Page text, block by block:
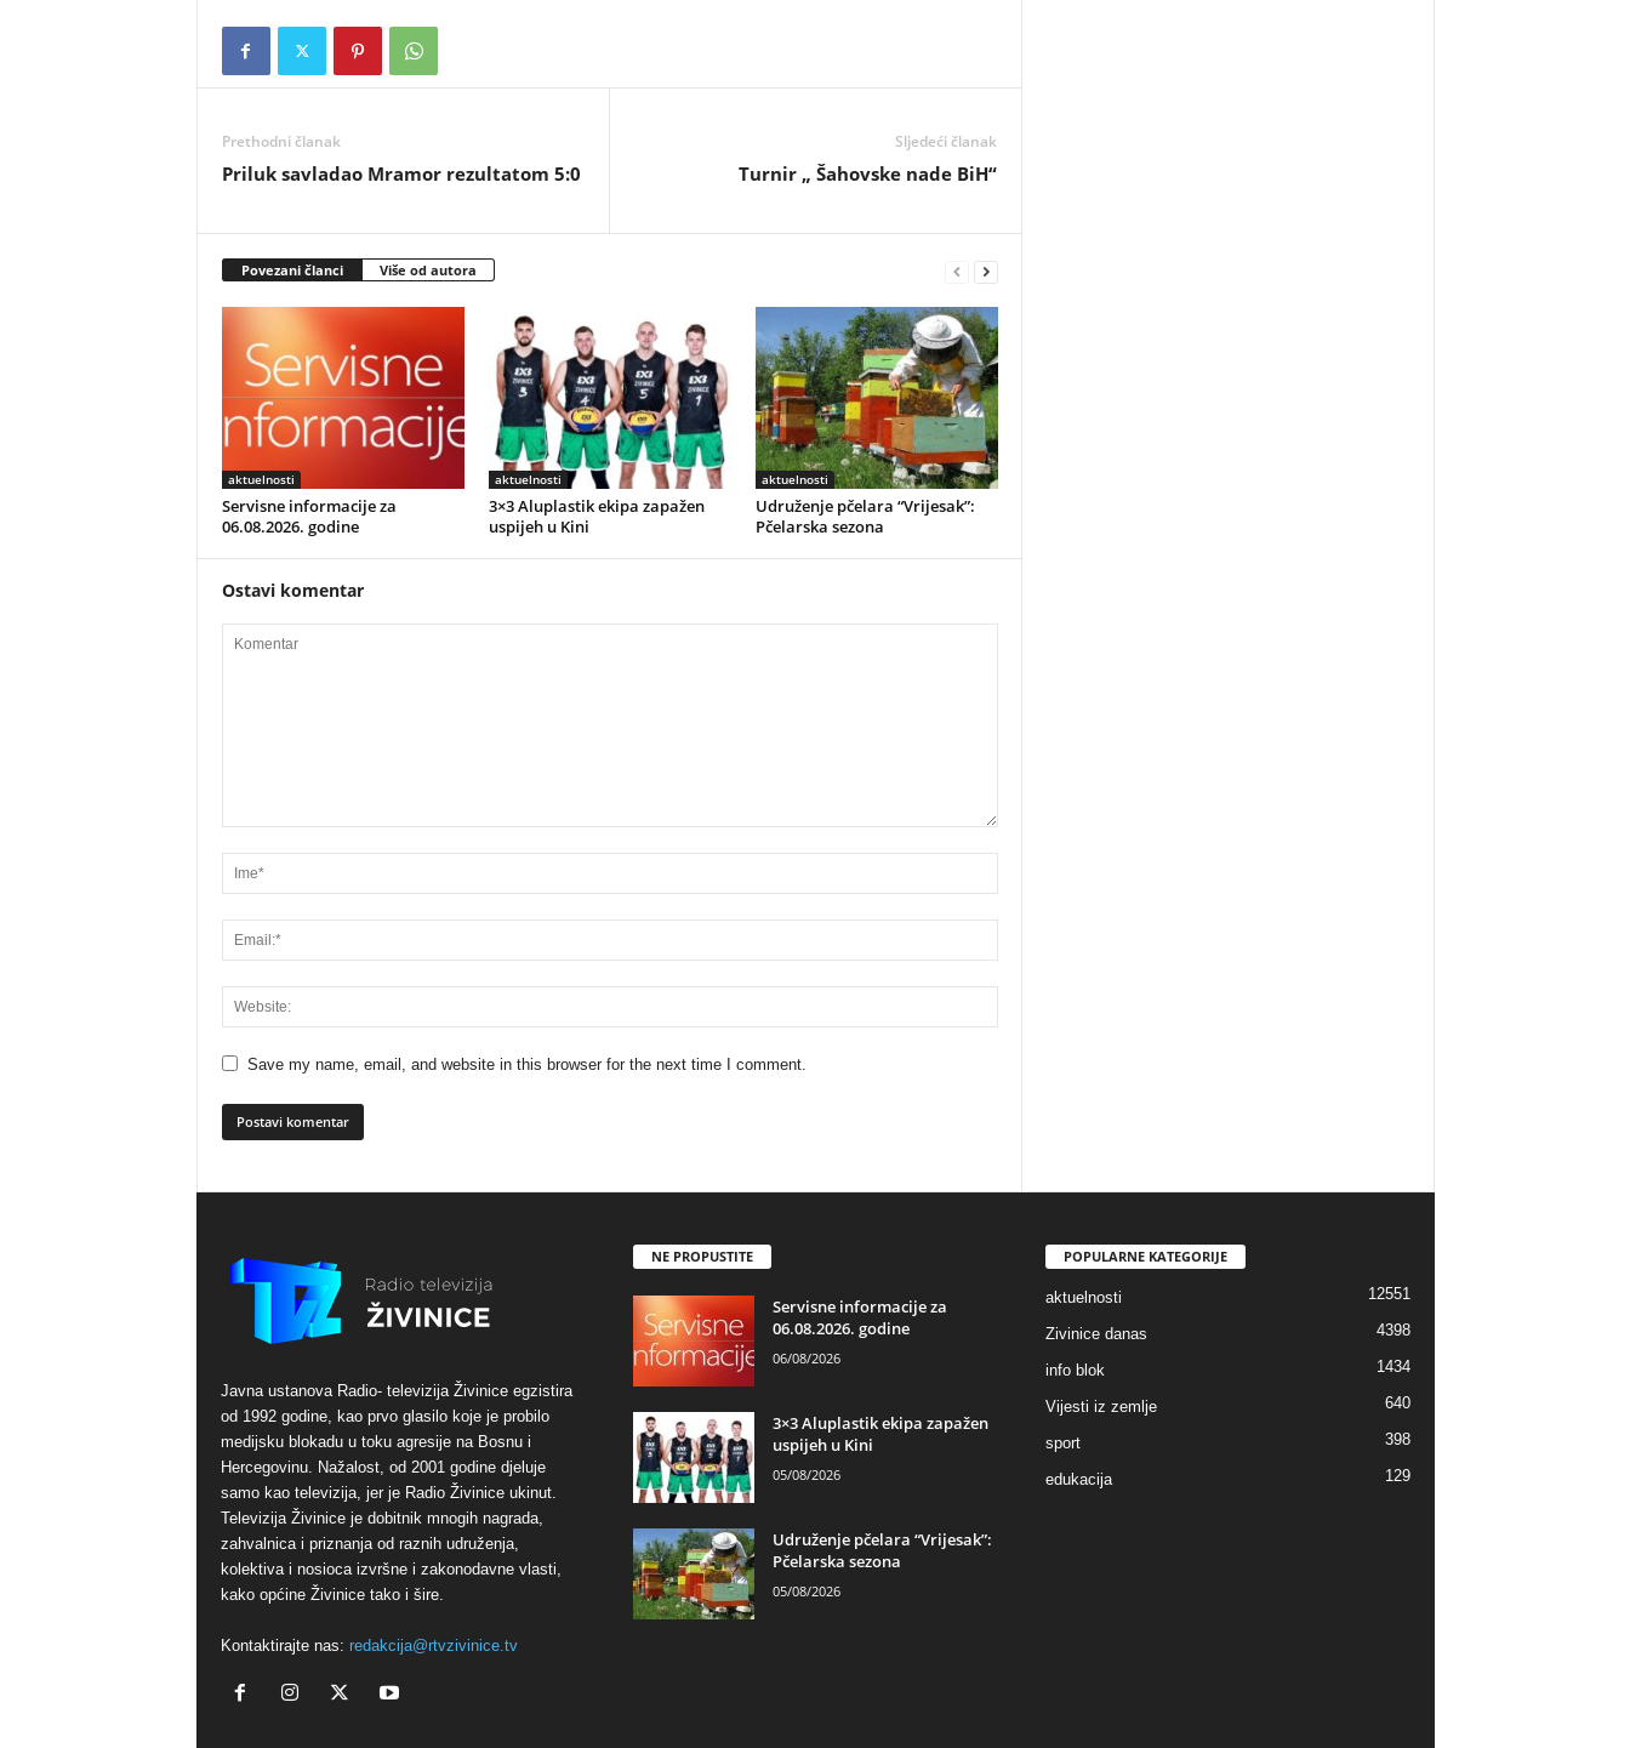
Prethodni članak
Priluk savladao Mramor rezultatom 5:0
Sljedeći članak
Turnir „ Šahovske nade BiH“
Povezani članci Više od autora
aktuelnosti
Servisne informacije za
06.08.2026. godine
aktuelnosti
3×3 Aluplastik ekipa zapažen
uspijeh u Kini
aktuelnosti
Udruženje pčelara “Vrijesak”:
Pčelarska sezona
Ostavi komentar
Save my name, email, and website in this browser for the next time I comment.
Javna ustanova Radio- televizija Živinice egzistira
od 1992 godine, kao prvo glasilo koje je probilo
medijsku blokadu u toku agresije na Bosnu i
Hercegovinu. Nažalost, od 2001 godine djeluje
samo kao televizija, jer je Radio Živinice ukinut.
Televizija Živinice je dobitnik mnogih nagrada,
zahvalnica i priznanja od raznih udruženja,
kolektiva i nosioca izvršne i zakonodavne vlasti,
kako općine Živinice tako i šire.
Kontaktirajte nas: redakcija@rtvzivinice.tv
NE PROPUSTITE
Servisne informacije za
06.08.2026. godine
06/08/2026
3×3 Aluplastik ekipa zapažen
uspijeh u Kini
05/08/2026
Udruženje pčelara “Vrijesak”:
Pčelarska sezona
05/08/2026
POPULARNE KATEGORIJE
aktuelnosti 12551
Zivinice danas 4398
info blok 1434
Vijesti iz zemlje 640
sport 398
edukacija 129